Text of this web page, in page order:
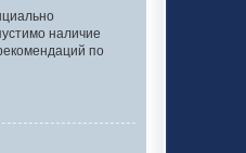
наличие
по